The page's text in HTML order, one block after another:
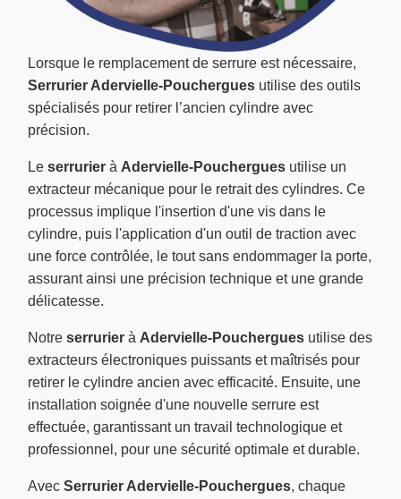
Lorsque le remplacement de serrure est nécessaire,
Serrurier Adervielle-Pouchergues utilise des outils
spécialisés pour retirer l’ancien cylindre avec
précision.
Le serrurier à Adervielle-Pouchergues utilise un
extracteur mécanique pour le retrait des cylindres. Ce
processus implique l'insertion d'une vis dans le
cylindre, puis l'application d'un outil de traction avec
une force contrôlée, le tout sans endommager la porte,
assurant ainsi une précision technique et une grande
délicatesse.
Notre serrurier à Adervielle-Pouchergues utilise des
extracteurs électroniques puissants et maîtrisés pour
retirer le cylindre ancien avec efficacité. Ensuite, une
installation soignée d'une nouvelle serrure est
effectuée, garantissant un travail technologique et
professionnel, pour une sécurité optimale et durable.
Avec Serrurier Adervielle-Pouchergues, chaque